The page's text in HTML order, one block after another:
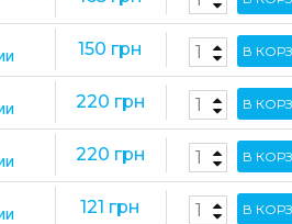
150 грн В
220 грн В
220 грн В
121 грн В